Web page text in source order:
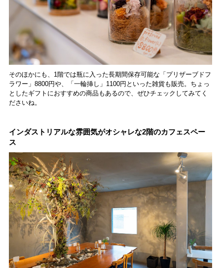
そのほかにも、1階では瓶に入った長期間保存可能な「プリザーブドフ
ラワー」8800円や、「一輪挿し」1100円といった雑貨も販売。ちょっ
としたギフトにおすすめの商品もあるので、ぜひチェックしてみてく
ださいね。
インダストリアルな雰囲気がオシャレな2階のカフェスペー
ス